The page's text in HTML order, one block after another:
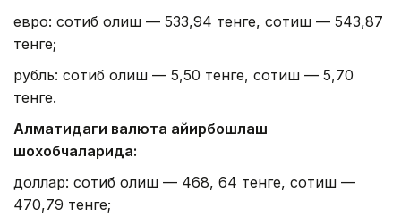
евро: сотиб олиш — 533,94 тенге, сотиш — 543,87
тенге;
рубль: сотиб олиш — 5,50 тенге, сотиш — 5,70
тенге.
Алматидаги валюта айирбошлаш
шохобчаларида:
доллар: сотиб олиш — 468, 64 тенге, сотиш —
470,79 тенге;